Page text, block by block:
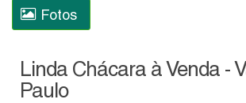
Fotos
Linda Chácara à Venda -
Paulo